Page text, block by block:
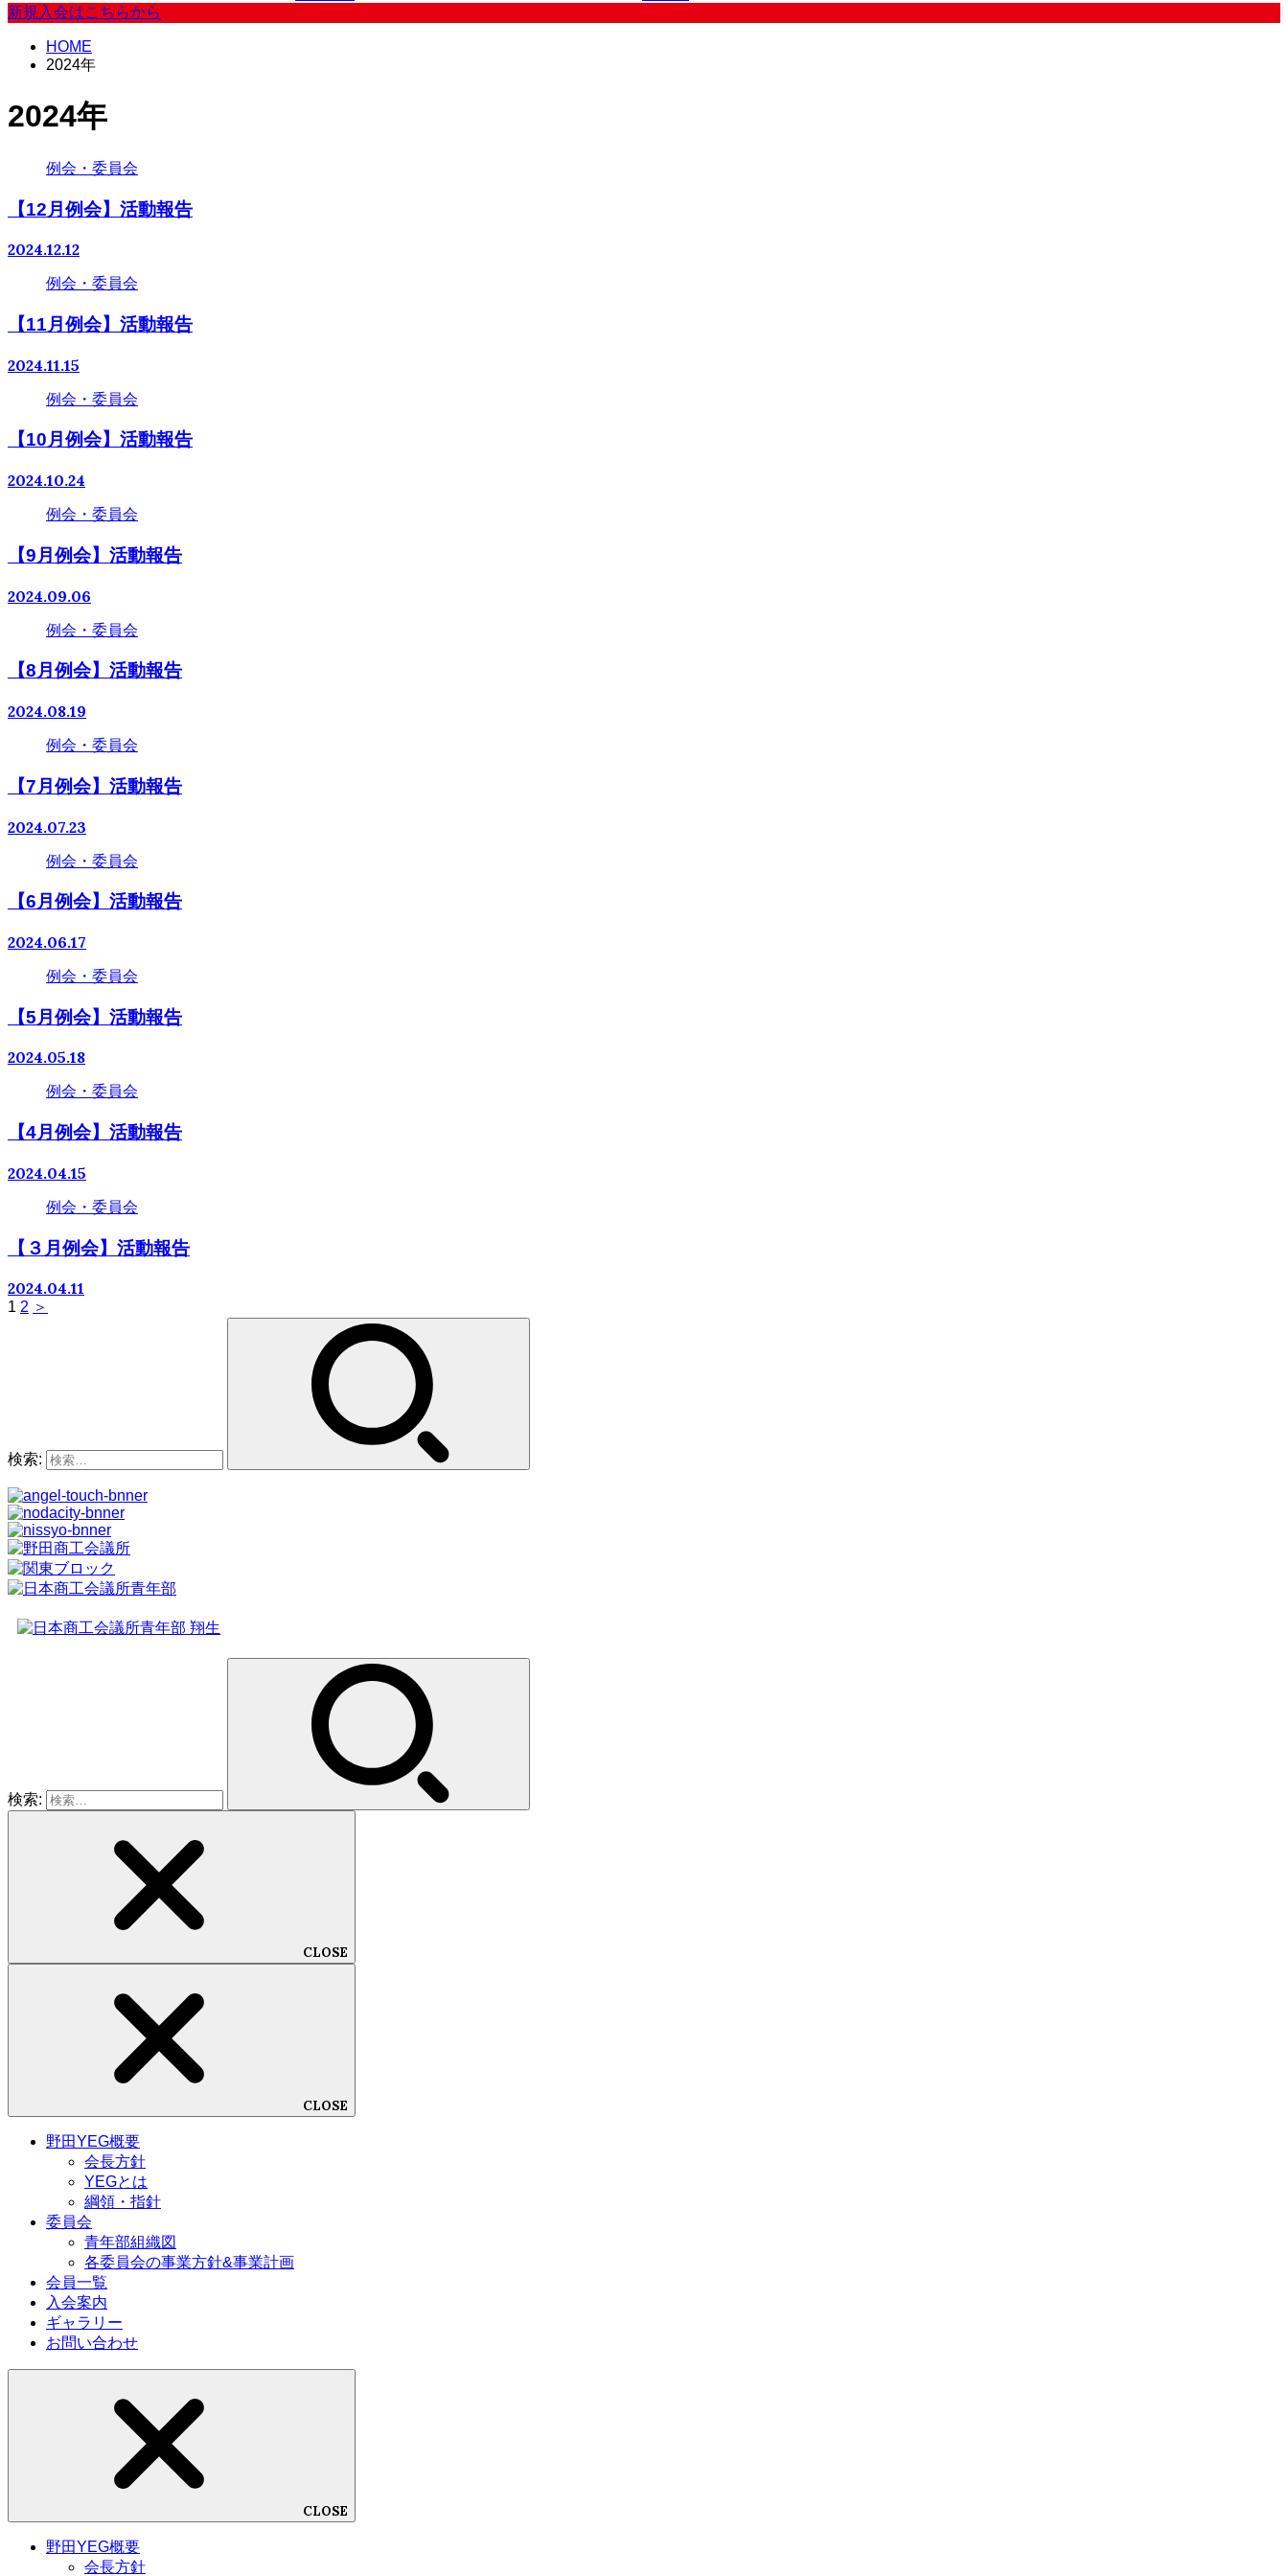
新規入会はこちらから
HOME
2024年
2024年
例会・委員会
【12月例会】活動報告
2024.12.12
例会・委員会
【11月例会】活動報告
2024.11.15
例会・委員会
【10月例会】活動報告
2024.10.24
例会・委員会
【9月例会】活動報告
2024.09.06
例会・委員会
【8月例会】活動報告
2024.08.19
例会・委員会
【7月例会】活動報告
2024.07.23
例会・委員会
【6月例会】活動報告
2024.06.17
例会・委員会
【5月例会】活動報告
2024.05.18
例会・委員会
【4月例会】活動報告
2024.04.15
例会・委員会
【３月例会】活動報告
2024.04.11
1 2 ＞
検索:
検索:
CLOSE
CLOSE
野田YEG概要
会長方針
YEGとは
綱領・指針
委員会
青年部組織図
各委員会の事業方針&事業計画
会員一覧
入会案内
ギャラリー
お問い合わせ
CLOSE
野田YEG概要
会長方針